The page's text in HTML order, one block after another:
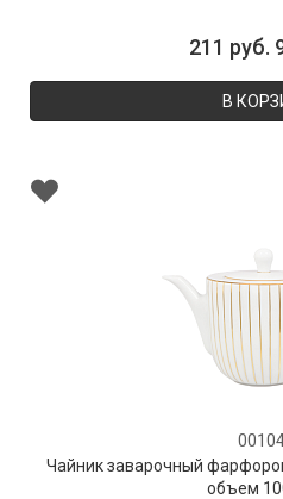
211 руб.
В
Чайник заварочный
объем